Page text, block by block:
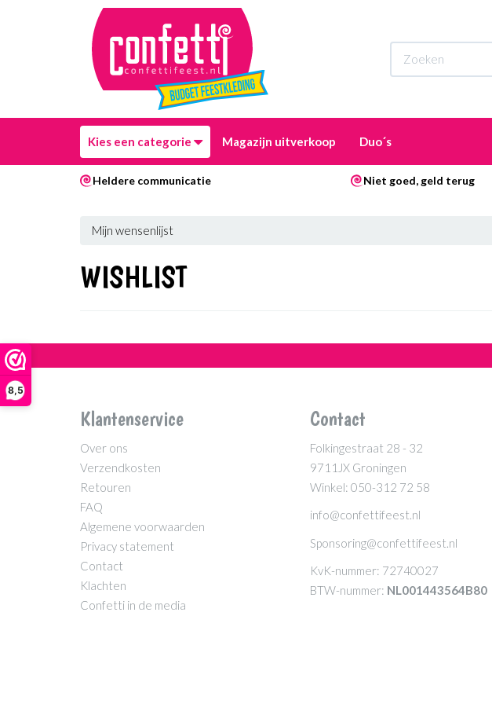
8,5
Kies een categorie Magazijn uitverkoop Duo´s
Heldere communicatie Niet goed, geld terug
Mijn wensenlijst
WISHLIST
Klantenservice
Over ons
Verzendkosten
Retouren
FAQ
Algemene voorwaarden
Privacy statement
Contact
Klachten
Confetti in de media
Contact
Folkingestraat 28 - 32
9711JX Groningen
Winkel: 050-312 72 58
info@confettifeest.nl
Sponsoring@confettifeest.nl
KvK-nummer: 72740027
BTW-nummer: NL001443564B80